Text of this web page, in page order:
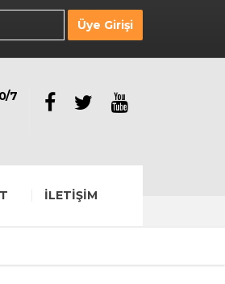
Üye Girişi
7
İLETİŞİM